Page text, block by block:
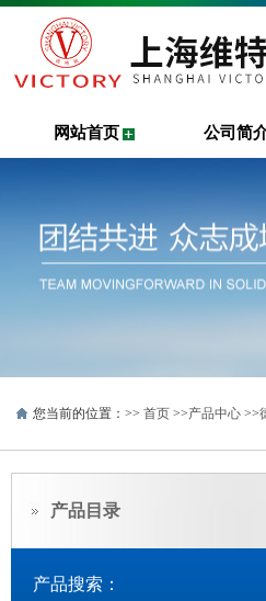
网站首页 公司简
您当前的位置：>> 首页 >>产品中心 >>
产品目录
产品搜索：